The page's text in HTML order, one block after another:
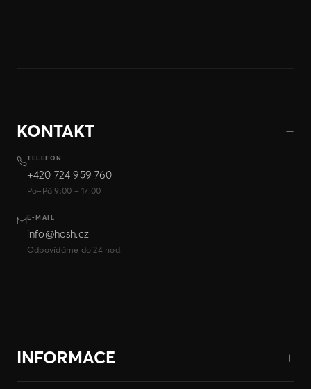
KONTAKT
TELEFON
+420 724 959 760
Po–Pá 9:00 – 17:00
E-MAIL
info@hosh.cz
Odpovídáme do 24 hod.
INFORMACE